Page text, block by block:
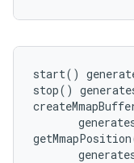
start()
stop()